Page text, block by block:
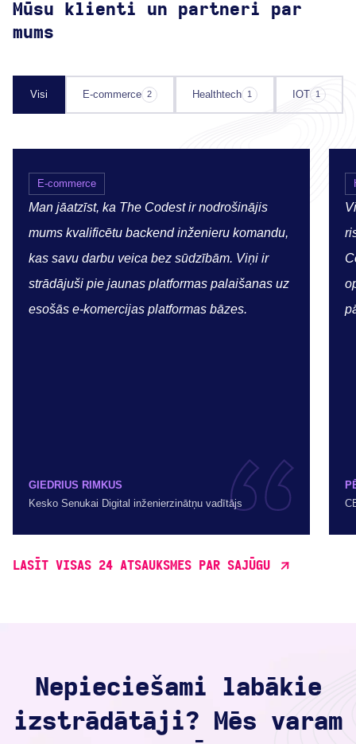
Mūsu klienti un partneri par
mums
Visi E-commerce 2 Healthtech 1 IOT 1
E-commerce
Man jāatzīst, ka The Codest ir nodrošinājis
mums kvalificētu backend inženieru komandu,
kas savu darbu veica bez sūdzībām. Viņi ir
strādājuši pie jaunas platformas palaišanas uz
esošās e-komercijas platformas bāzes.
GIEDRIUS RIMKUS
Kesko Senukai Digital inženierzinātņu vadītājs
LASĪT VISAS 24 ATSAUKSMES PAR SAJŪGU
Nepieciešami labākie
izstrādātāji? Mēs varam